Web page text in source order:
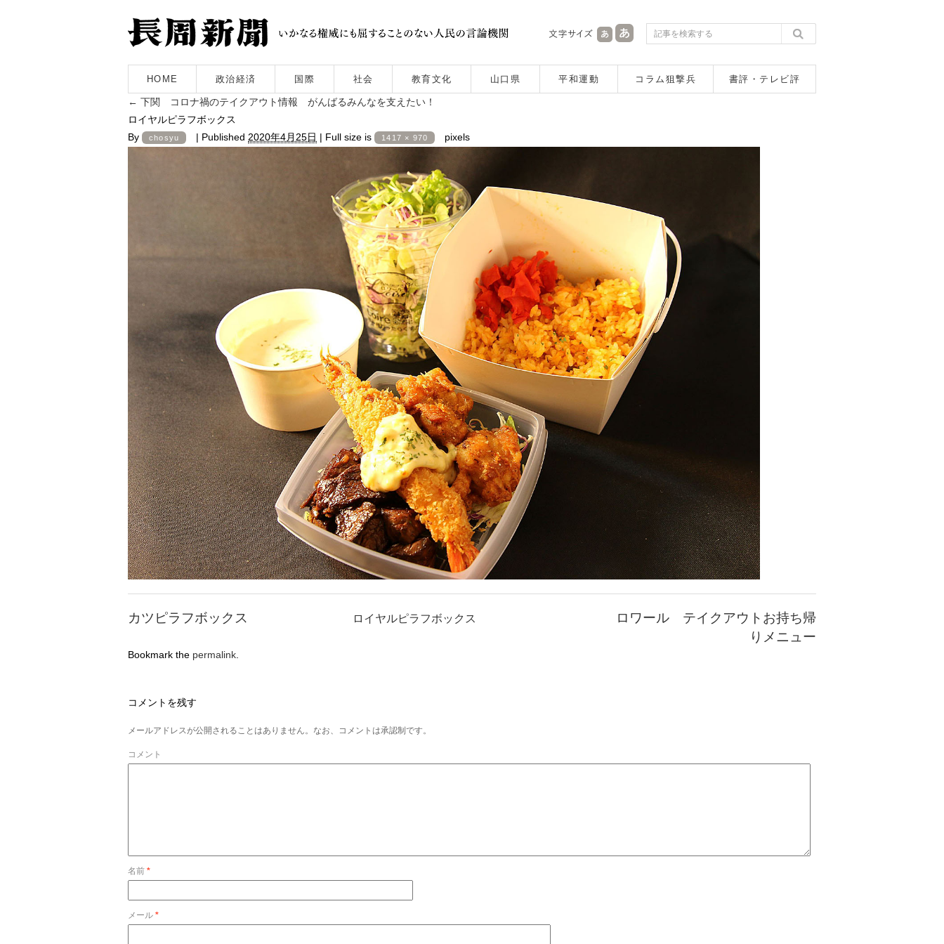
HOME 政治経済 国際 社会 教育文化 山口県 平和運動 コラム狙撃兵 書評・テレビ評
← 下関 コロナ禍のテイクアウト情報 がんばるみんなを支えたい！
ロイヤルピラフボックス
By
chosyu | Published 2020年4月25日 | Full size is 1417 × 970 pixels
カツピラフボックス
ロワール テイクアウトお持ち帰
りメニュー
ロイヤルピラフボックス
Bookmark the permalink
コメントを残す
メールアドレスが公開されることはありません。なお、コメントは承認制です。
コメント
名前 *
メール *